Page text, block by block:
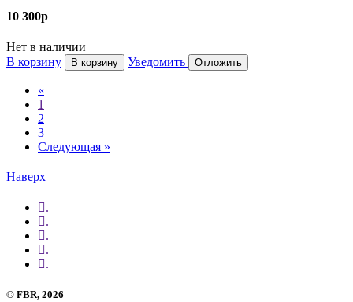
10 300p
Нет в наличии
В корзину
В корзину Уведомить Отложить
«
1
2
3
Следующая »
Наверх
.
.
.
.
.
© FBR, 2026